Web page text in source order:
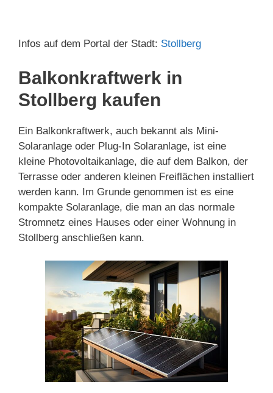
Infos auf dem Portal der Stadt: Stollberg
Balkonkraftwerk in
Stollberg kaufen
Ein Balkonkraftwerk, auch bekannt als Mini-
Solaranlage oder Plug-In Solaranlage, ist eine
kleine Photovoltaikanlage, die auf dem Balkon, der
Terrasse oder anderen kleinen Freiflächen installiert
werden kann. Im Grunde genommen ist es eine
kompakte Solaranlage, die man an das normale
Stromnetz eines Hauses oder einer Wohnung in
Stollberg anschließen kann.